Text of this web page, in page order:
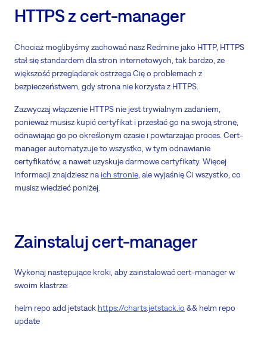
HTTPS z cert-manager
Chociaż moglibyśmy zachować nasz Redmine jako HTTP, HTTPS
stał się standardem dla stron internetowych, tak bardzo, że
większość przeglądarek ostrzega Cię o problemach z
bezpieczeństwem, gdy strona nie korzysta z HTTPS.
Zazwyczaj włączenie HTTPS nie jest trywialnym zadaniem,
ponieważ musisz kupić certyfikat i przesłać go na swoją stronę,
odnawiając go po określonym czasie i powtarzając proces. Cert-
manager automatyzuje to wszystko, w tym odnawianie
certyfikatów, a nawet uzyskuje darmowe certyfikaty. Więcej
informacji znajdziesz na ich stronie , ale wyjaśnię Ci wszystko, co
musisz wiedzieć poniżej.
Zainstaluj cert-manager
Wykonaj następujące kroki, aby zainstalować cert-manager w
swoim klastrze:
helm repo add jetstack https://charts.jetstack.io && helm repo
update